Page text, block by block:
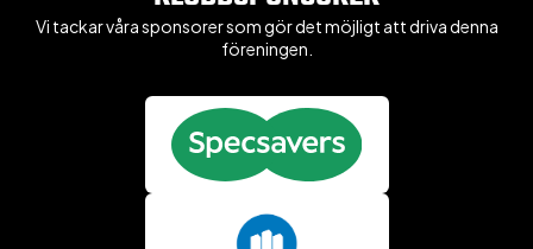
Vi tackar våra sponsorer som gör det möjligt att driva denna
föreningen.